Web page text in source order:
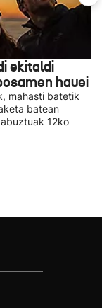
ekitaldi
hauei
mahasti batetik
batean
12ko